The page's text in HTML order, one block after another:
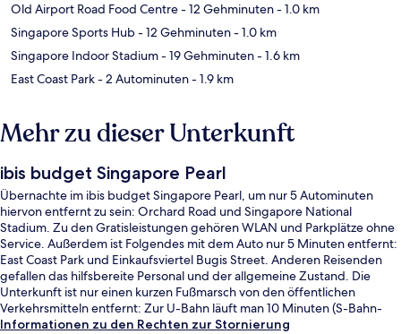
Old Airport Road Food Centre- 12 Gehminuten- 1.0 km
Singapore Sports Hub- 12 Gehminuten- 1.0 km
Singapore Indoor Stadium- 19 Gehminuten- 1.6 km
East Coast Park- 2 Autominuten- 1.9 km
Mehr zu dieser Unterkunft
ibis budget Singapore Pearl
Übernachte im ibis budget Singapore Pearl, um nur 5 Autominuten
hiervon entfernt zu sein: Orchard Road und Singapore National
Stadium. Zu den Gratisleistungen gehören WLAN und Parkplätze ohne
Service. Außerdem ist Folgendes mit dem Auto nur 5 Minuten entfernt:
East Coast Park und Einkaufsviertel Bugis Street. Anderen Reisenden
gefallen das hilfsbereite Personal und der allgemeine Zustand. Die
Unterkunft ist nur einen kurzen Fußmarsch von den öffentlichen
Verkehrsmitteln entfernt: Zur U-Bahn läuft man 10 Minuten (S-Bahn-
Station Aljunied) bzw. 10 Minuten (U-Bahn-Station Mountbatten).
Informationen zu den Rechten zur Stornierung